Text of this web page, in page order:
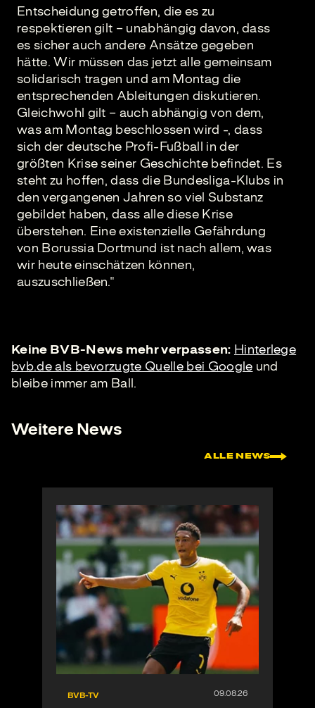
Entscheidung getroffen, die es zu
respektieren gilt – unabhängig davon, dass
es sicher auch andere Ansätze gegeben
hätte. Wir müssen das jetzt alle gemeinsam
solidarisch tragen und am Montag die
entsprechenden Ableitungen diskutieren.
Gleichwohl gilt – auch abhängig von dem,
was am Montag beschlossen wird -, dass
sich der deutsche Profi-Fußball in der
größten Krise seiner Geschichte befindet. Es
steht zu hoffen, dass die Bundesliga-Klubs in
den vergangenen Jahren so viel Substanz
gebildet haben, dass alle diese Krise
überstehen. Eine existenzielle Gefährdung
von Borussia Dortmund ist nach allem, was
wir heute einschätzen können,
auszuschließen."
Keine BVB-News mehr verpassen: Hinterlege
bvb.de als bevorzugte Quelle bei Google und
bleibe immer am Ball.
Weitere News
ALLE NEWS
BVB-TV